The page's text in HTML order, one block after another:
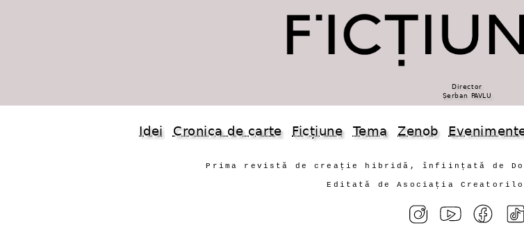
Director
Șerban PAVLU
Idei Cronica de carte Ficțiune Tema Zenob
Prima revistă de creație hibridă, înființată de
Editată de Asociația